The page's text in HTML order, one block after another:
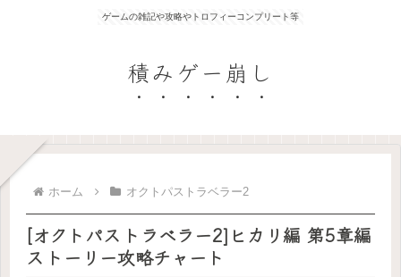
ゲームの雑記や攻略やトロフィーコンプリート等
積みゲー崩し
ホーム オクトパストラベラー2
[オクトパストラベラー2]ヒカリ編 第5章編
ストーリー攻略チャート